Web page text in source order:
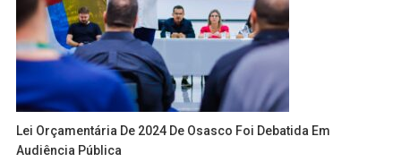
Lei Orçamentária De 2024 De Osasco Foi Debatida Em
Audiência Pública